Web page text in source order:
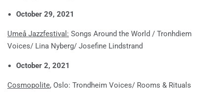
October 29, 2021
Umeå Jazzfestival: Songs Around the World / Tronhdiem
Voices/ Lina Nyberg/ Josefine Lindstrand
October 2, 2021
Cosmopolite, Oslo: Trondheim Voices/ Rooms & Rituals